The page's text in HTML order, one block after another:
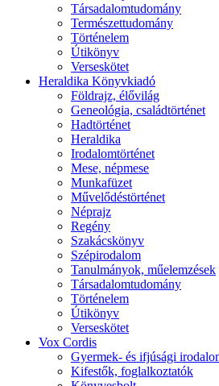
Társadalomtudomány
Természettudomány
Történelem
Útikönyv
Verseskötet
Heraldika Könyvkiadó
Földrajz, élővilág
Geneológia, családtörténet
Hadtörténet
Heraldika
Irodalomtörténet
Mese, népmese
Munkafüzet
Művelődéstörténet
Néprajz
Regény
Szakácskönyv
Szépirodalom
Tanulmányok, műelemzések
Társadalomtudomány
Történelem
Útikönyv
Verseskötet
Vox Cordis
Gyermek- és ifjúsági
Kifestők, foglalkoztatók